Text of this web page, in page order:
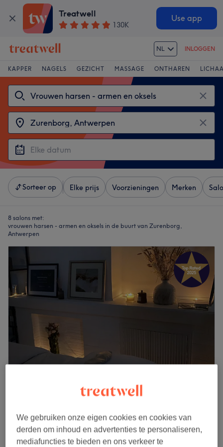
Treatwell
130K
Use app
NL INLOGGEN
KAPPER NAGELS GEZICHT MASSAGE ONTHAREN
Sorteer op Elke prijs Voorzieningen Merken
8 salons met:
vrouwen harsen - armen en oksels in de buurt van Zurenborg,
Antwerpen
CarWash Theater, Antwerpen
Laat zien op de kaart
Thuissalon
We gebruiken onze eigen cookies en cookies van
derden om inhoud en advertenties te personaliseren,
mediafuncties te bieden en ons verkeer te